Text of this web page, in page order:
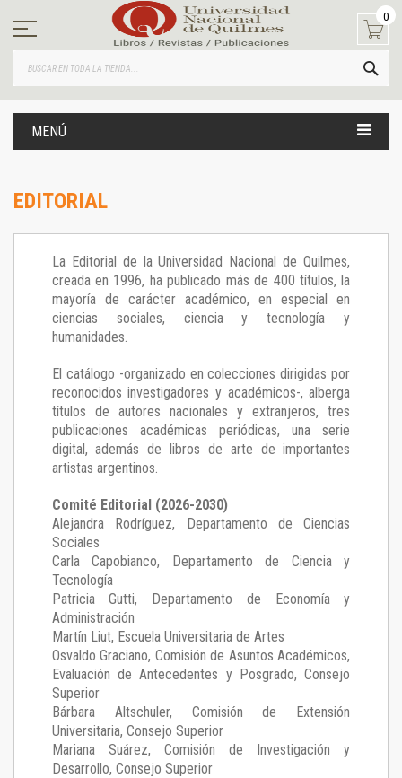
contenido
0
MENÚ
EDITORIAL
La Editorial de la Universidad Nacional de Quilmes,
creada en 1996, ha publicado más de 400 títulos, la
mayoría de carácter académico, en especial en
ciencias sociales, ciencia y tecnología y
humanidades.
El catálogo -organizado en colecciones dirigidas por
reconocidos investigadores y académicos-, alberga
títulos de autores nacionales y extranjeros, tres
publicaciones académicas periódicas, una serie
digital, además de libros de arte de importantes
artistas argentinos.
Comité Editorial (2026-2030)
Alejandra Rodríguez, Departamento de Ciencias
Sociales
Carla Capobianco, Departamento de Ciencia y
Tecnología
Patricia Gutti, Departamento de Economía y
Administración
Martín Liut, Escuela Universitaria de Artes
Osvaldo Graciano, Comisión de Asuntos Académicos,
Evaluación de Antecedentes y Posgrado, Consejo
Superior
Bárbara Altschuler, Comisión de Extensión
Universitaria, Consejo Superior
Mariana Suárez, Comisión de Investigación y
Desarrollo, Consejo Superior